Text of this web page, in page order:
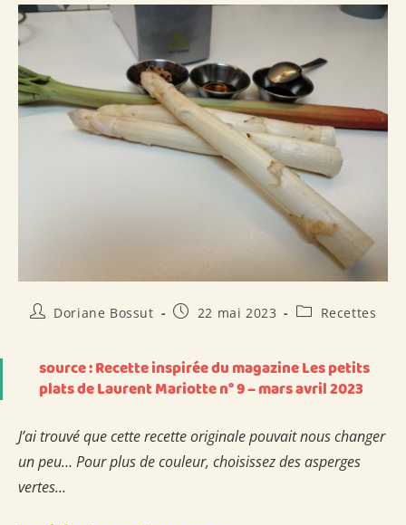
Auteur/autrice
publication :
Doriane Bossut
Publication
22 mai 2023
PostRecettes
source : Recette inspirée du magazine Les petits
plats de Laurent Mariotte n° 9 – mars avril 2023
J’ai trouvé que cette recette originale pouvait nous changer
un peu… Pour plus de couleur, choisissez des asperges
vertes…